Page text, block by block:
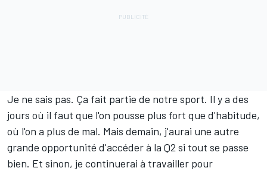
Je ne sais pas. Ça fait partie de notre sport. Il y a des
jours où il faut que l'on pousse plus fort que d'habitude,
où l'on a plus de mal. Mais demain, j'aurai une autre
grande opportunité d'accéder à la Q2 si tout se passe
bien. Et sinon, je continuerai à travailler pour